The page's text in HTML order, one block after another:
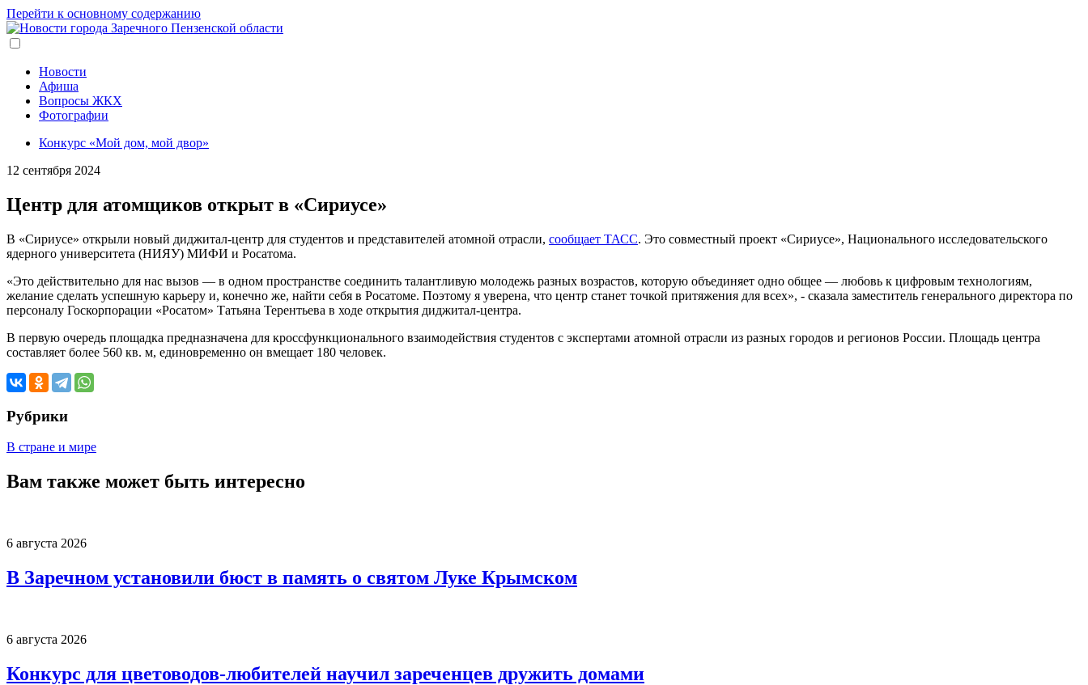
Перейти к основному содержанию
Новости
Афиша
Вопросы ЖКХ
Фотографии
Конкурс «Мой дом, мой двор»
12 сентября 2024
Центр для атомщиков открыт в «Сириусе»
В «Сириусе» открыли новый диджитал-центр для студентов и представителей атомной отрасли, сообщает ТАСС. Это совместный проект «Сириусе», Национального исследовательского
ядерного университета (НИЯУ) МИФИ и Росатома.
«Это действительно для нас вызов — в одном пространстве соединить талантливую молодежь разных возрастов, которую объединяет одно общее — любовь к цифровым технологиям,
желание сделать успешную карьеру и, конечно же, найти себя в Росатоме. Поэтому я уверена, что центр станет точкой притяжения для всех», - сказала заместитель генерального директора по
персоналу Госкорпорации «Росатом» Татьяна Терентьева в ходе открытия диджитал-центра.
В первую очередь площадка предназначена для кроссфункционального взаимодействия студентов с экспертами атомной отрасли из разных городов и регионов России. Площадь центра
составляет более 560 кв. м, единовременно он вмещает 180 человек.
Рубрики
В стране и мире
Вам также может быть интересно
6 августа 2026
В Заречном установили бюст в память о святом Луке Крымском
6 августа 2026
Конкурс для цветоводов-любителей научил зареченцев дружить домами